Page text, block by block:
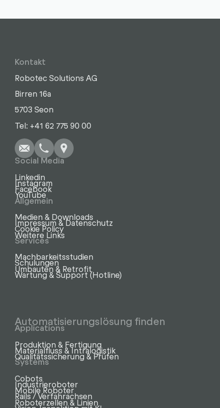
Kontakt
Robotec Solutions AG
Birren 16a
5703 Seon
Tel: +41 62 775 90 00
Social Media
Linkedin
Instagram
Facebook
YouTube
Allgemein
Medien & Downloads
Impressum & Datenschutz
Cookie Policy
Weitere Links
Services
Machbarkeitsstudien
Schulungen
Umbauten & Retrofit
Wartung & Support (Hotline)
Automatisierungslösung finden
Applications
Produktion & Fertigung
Materialfluss & Intralogistik
Qualitätssicherung & Prüfen
Systems
Cobots
Industrieroboter
Mobile Roboter
Rails / Verfahrachsen
Roboterzellen & Linien